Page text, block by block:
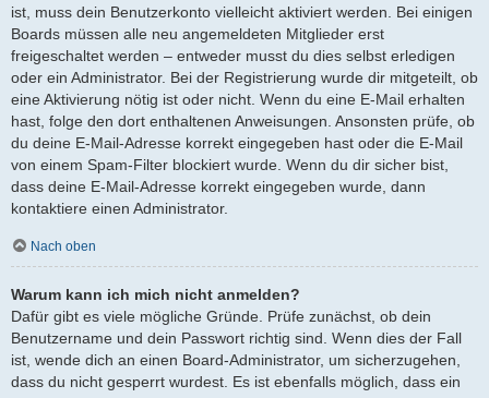
ist, muss dein Benutzerkonto vielleicht aktiviert werden. Bei einigen
Boards müssen alle neu angemeldeten Mitglieder erst
freigeschaltet werden – entweder musst du dies selbst erledigen
oder ein Administrator. Bei der Registrierung wurde dir mitgeteilt, ob
eine Aktivierung nötig ist oder nicht. Wenn du eine E-Mail erhalten
hast, folge den dort enthaltenen Anweisungen. Ansonsten prüfe, ob
du deine E-Mail-Adresse korrekt eingegeben hast oder die E-Mail
von einem Spam-Filter blockiert wurde. Wenn du dir sicher bist,
dass deine E-Mail-Adresse korrekt eingegeben wurde, dann
kontaktiere einen Administrator.
Nach oben
Warum kann ich mich nicht anmelden?
Dafür gibt es viele mögliche Gründe. Prüfe zunächst, ob dein
Benutzername und dein Passwort richtig sind. Wenn dies der Fall
ist, wende dich an einen Board-Administrator, um sicherzugehen,
dass du nicht gesperrt wurdest. Es ist ebenfalls möglich, dass ein